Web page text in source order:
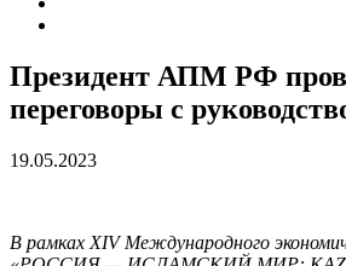
Президент АПМ РФ
переговоры с
19.05.2023
В рамках XIV Международного